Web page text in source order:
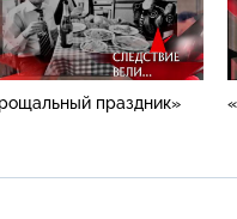
праздник»